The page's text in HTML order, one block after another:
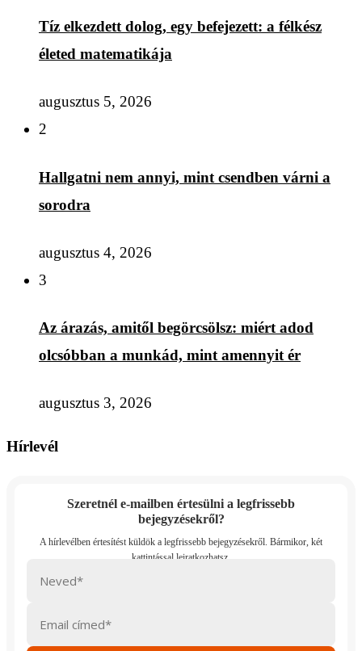
Tíz elkezdett dolog, egy befejezett: a félkész
életed matematikája
augusztus 5, 2026
2
Hallgatni nem annyi, mint csendben várni a
sorodra
augusztus 4, 2026
3
Az árazás, amitől begörcsölsz: miért adod
olcsóbban a munkád, mint amennyit ér
augusztus 3, 2026
Hírlevél
Szeretnél e-mailben értesülni a legfrissebb
bejegyzésekről?